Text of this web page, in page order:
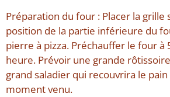
Préparation du four : Placer la grille
position de la partie inférieure du
pierre à pizza. Préchauffer le four à
heure. Prévoir une grande
grand saladier qui recouvrira le
moment venu.